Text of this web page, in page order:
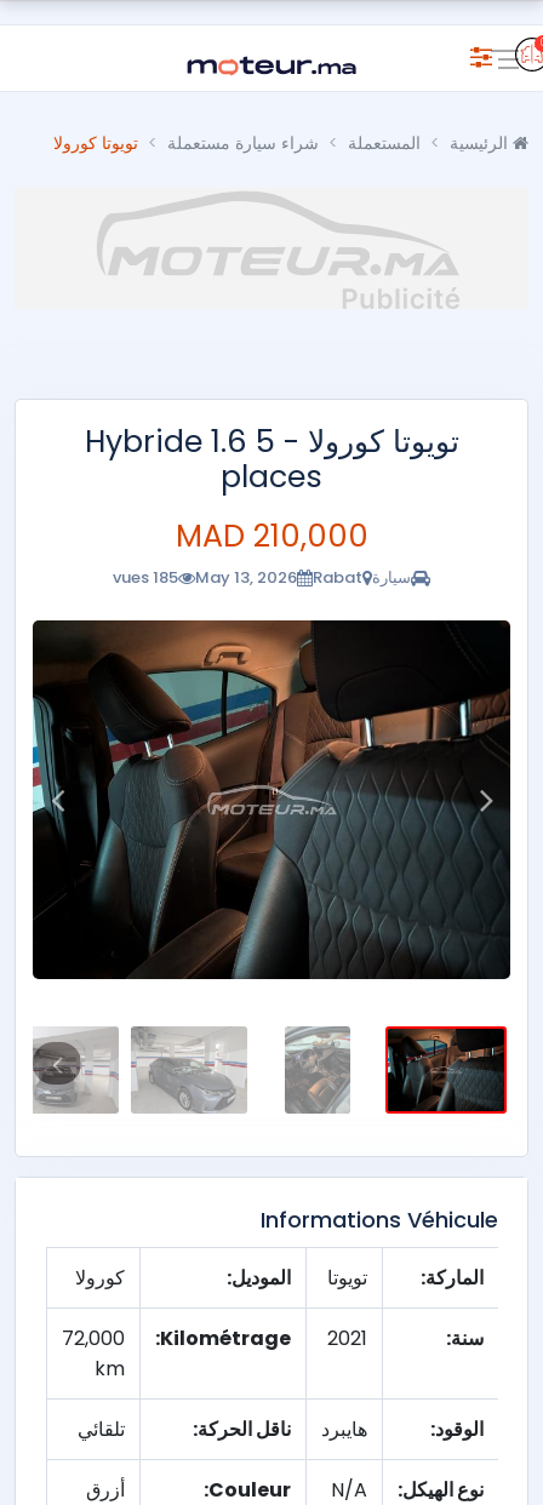
المستعملة شراء سيارة مستعملة تويوتا كورولا
تويوتا كورولا - Hybride 1.6 5
places
210,000 MAD
سيارة Rabat
May 13, 2026
185 vues
Informations Véhicule
الماركة: تويوتا الموديل: كورولا
سنة: 2021
Kilométrage:
72,000
km
الوقود: هايبرد ناقل الحركة: تلقائي
نوع الهيكل: N/A
Couleur:
أزرق